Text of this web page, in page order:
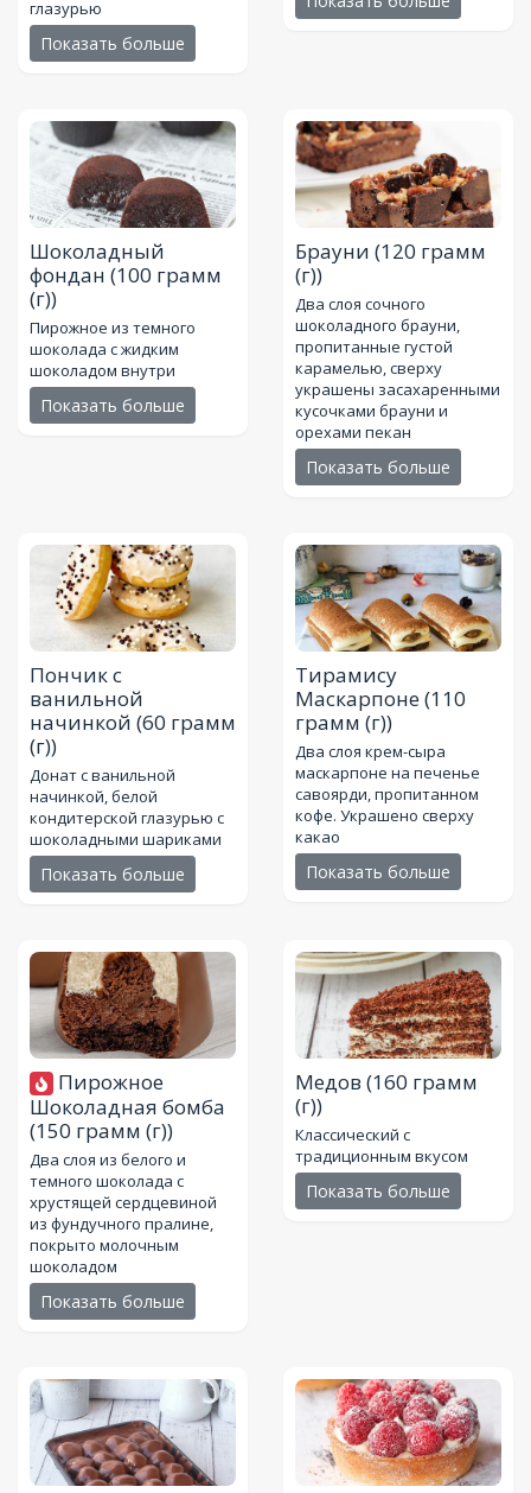
глазурью
Показать больше
Шоколадный
фондан (100 грамм
(г))
Пирожное из темного
шоколада с жидким
шоколадом внутри
Показать больше
Брауни (120 грамм
(г))
Два слоя сочного
шоколадного брауни,
пропитанные густой
карамелью, сверху
украшены засахаренными
кусочками брауни и
орехами пекан
Показать больше
Пончик с
ванильной
начинкой (60 грамм
(г))
Донат с ванильной
начинкой, белой
кондитерской глазурью с
шоколадными шариками
Показать больше
Тирамису
Маскарпоне(110
грамм (г))
Два слоя крем-сыра
маскарпоне на печенье
савоярди, пропитанном
кофе. Украшено сверху
какао
Показать больше
Пирожное
Шоколадная бомба
(150 грамм (г))
Два слоя из белого и
темного шоколада с
хрустящей сердцевиной
из фундучного пралине,
покрыто молочным
шоколадом
Показать больше
Медов (160 грамм
(г))
Классический с
традиционным вкусом
Показать больше